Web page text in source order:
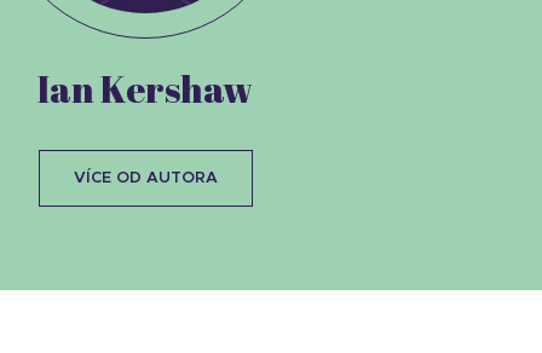
Ian Kershaw
VÍCE OD AUTORA